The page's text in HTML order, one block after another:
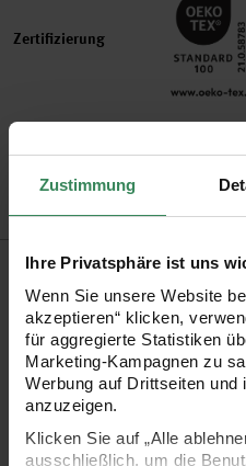
Zustimmung
Ihre Privatsphäre ist uns
Wenn Sie unsere Website
akzeptieren“ klicken,
für aggregierte Statistiken
Marketing-Kampagnen zu
Werbung auf Drittseiten und
anzuzeigen.
Klicken Sie auf „Alle
ausschließlich, um die
Zertifizierung
Artikel-Nr.
Bestell-Nr.1900231
Produktbeschreibung
Die Strumpfwolle Classic ist
4-fädiges Strumpfgarn in
Farben. Das Garn eignet sich
feinen Strick-und
formstabil, filzfrei und bei